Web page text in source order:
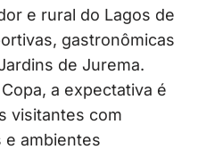
e rural do Lagos de
gastronômicas
de Jurema.
a expectativa é
visitantes com
e ambientes